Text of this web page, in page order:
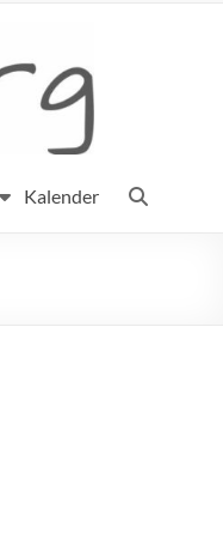
Kalender